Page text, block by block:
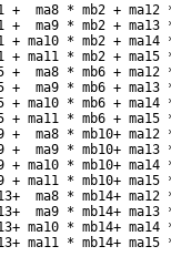
+  ma8 * mb2 + ma12
+  ma9 * mb2 + ma13
+ ma10 * mb2 + ma14
+ ma11 * mb2 + ma15
+  ma8 * mb6 + ma12
+  ma9 * mb6 + ma13
+ ma10 * mb6 + ma14
+ ma11 * mb6 + ma15
+  ma8 * mb10+ ma12
+  ma9 * mb10+ ma13
+ ma10 * mb10+ ma14
+ ma11 * mb10+ ma15
ma8 * mb14+ ma12
ma9 * mb14+ ma13
ma10 * mb14+ ma14
ma11 * mb14+ ma15